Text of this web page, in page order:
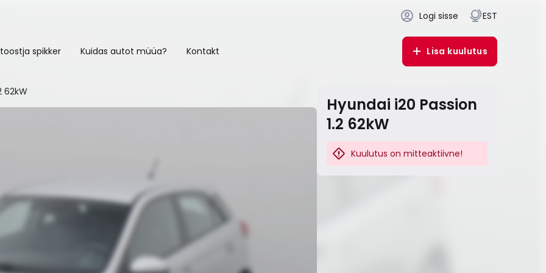
Logi sisse EST
spikker Kuidas autot müüa? Kontakt Lisa kuulutus
62kW
Hyundai i20 Passion
1.2 62kW
Kuulutus on mitteaktiivne!